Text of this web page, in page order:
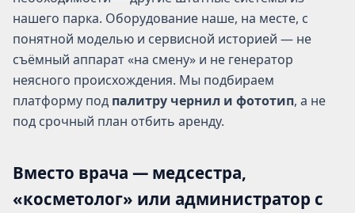
нашего парка. Оборудование наше, на месте, с
понятной моделью и сервисной историей — не
съёмный аппарат «на смену» и не генератор
неясного происхождения. Мы подбираем
платформу под палитру чернил и фототип, а не
под срочный план отбить аренду.
Вместо врача — медсестра,
«косметолог» или администратор с